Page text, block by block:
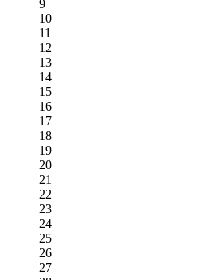
9
10
11
12
13
14
15
16
17
18
19
20
21
22
23
24
25
26
27